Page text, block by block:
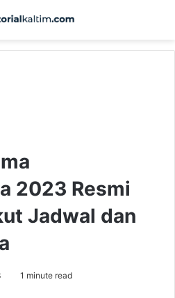
2023 Resmi
Jadwal dan
1 minute read